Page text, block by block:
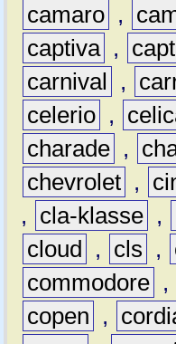
camaro ,
captiva ,
carnival
,
celerio ,
charade ,
chevrolet ,
,
cla-klasse ,
cloud
, cls ,
commodore ,
copen
,